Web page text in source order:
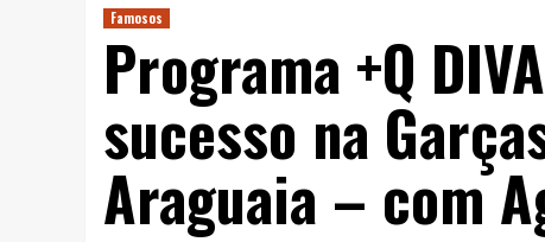
Famosos
Programa +Q
sucesso na
Araguaia – com